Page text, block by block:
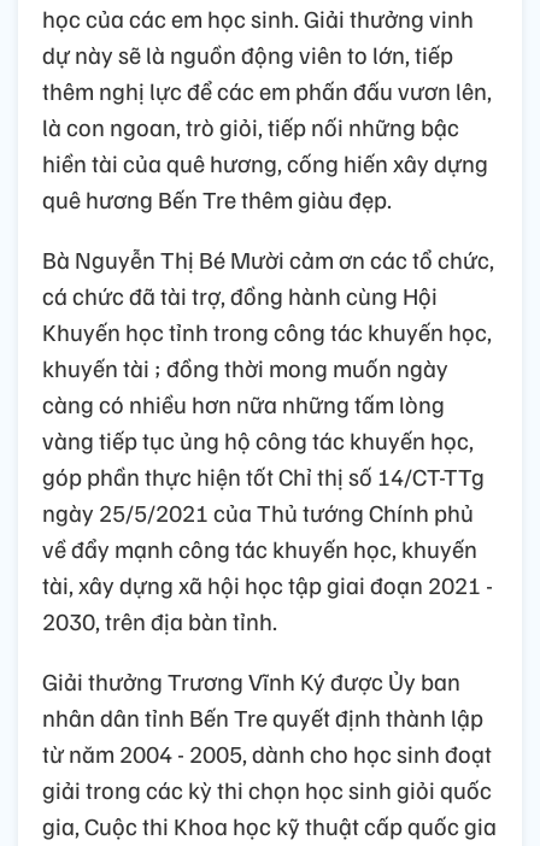
học của các em học sinh. Giải thưởng vinh
dự này sẽ là nguồn động viên to lớn, tiếp
thêm nghị lực để các em phấn đấu vươn lên,
là con ngoan, trò giỏi, tiếp nối những bậc
hiền tài của quê hương, cống hiến xây dựng
quê hương Bến Tre thêm giàu đẹp.
Bà Nguyễn Thị Bé Mười cảm ơn các tổ chức,
cá chức đã tài trợ, đồng hành cùng Hội
Khuyến học tỉnh trong công tác khuyến học,
khuyến tài ; đồng thời mong muốn ngày
càng có nhiều hơn nữa những tấm lòng
vàng tiếp tục ủng hộ công tác khuyến học,
góp phần thực hiện tốt Chỉ thị số 14/CT-TTg
ngày 25/5/2021 của Thủ tướng Chính phủ
về đẩy mạnh công tác khuyến học, khuyến
tài, xây dựng xã hội học tập giai đoạn 2021 -
2030, trên địa bàn tỉnh.
Giải thưởng Trương Vĩnh Ký được Ủy ban
nhân dân tỉnh Bến Tre quyết định thành lập
từ năm 2004 - 2005, dành cho học sinh đoạt
giải trong các kỳ thi chọn học sinh giỏi quốc
gia, Cuộc thi Khoa học kỹ thuật cấp quốc gia